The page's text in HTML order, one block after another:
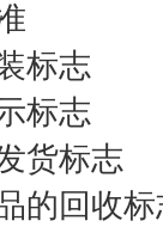
标志
标志
货标志
的回收标